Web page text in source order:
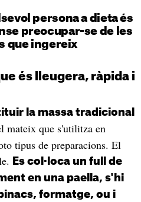
persona a dieta és
preocupar-se de les
que ingereix
és lleugera, ràpida i
la massa tradicional
mateix que s'utilitza en
tipus de preparacions. El
Es col·loca un full de
en una paella, s'hi
formatge, ou i